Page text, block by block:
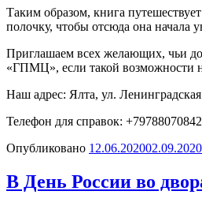
Таким образом, книга
полочку, чтобы отсюда она начала
Приглашаем всех желающих, чьи
«ГПМЦ», если такой возможности
Наш адрес: Ялта, ул.
Телефон для справок:
Опубликовано 12.06.202002.09.2020
В День России во